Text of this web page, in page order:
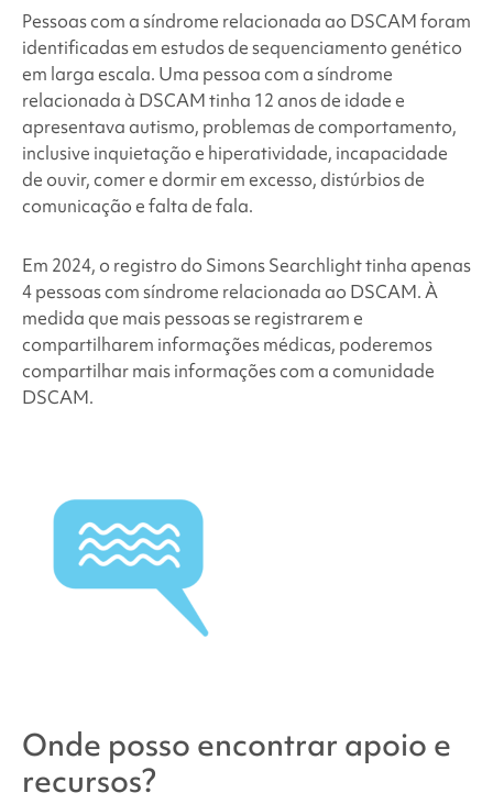
Pessoas com asíndrome relacionada ao DSCAMforam
identificadas em estudos de sequenciamento genético
em larga escala. Uma pessoa com a síndrome
relacionada à DSCAMtinha 12 anos de idade e
apresentava autismo, problemas de comportamento,
inclusive inquietação e hiperatividade, incapacidade
de ouvir, comer e dormir em excesso, distúrbios de
comunicação e falta de fala.
Em 2024, o registro do Simons Searchlighttinha apenas
4 pessoas comsíndrome relacionada ao DSCAM. À
medida que mais pessoas se registrarem e
compartilharem informações médicas, poderemos
compartilhar mais informações com a comunidade
DSCAM.
Onde posso encontrar apoio e
recursos?